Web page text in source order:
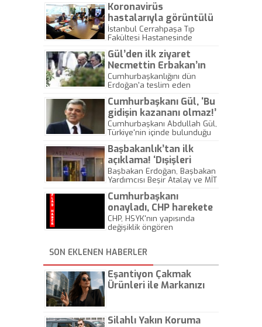
Koronavirüs
hastalarıyla görüntülü
görüşme yapan
Cumhurbaşkanı Erdoğan
müjdeyi verdi
İstanbul Cerrahpaşa Tıp
Fakültesi Hastanesinde
hastalar ile video konferans
yöntemiyle görüşen
Cumhurbaşkanı Recep Tayyip
Erdoğan, "İnşallah bu belayı
yavaş yavaş atlatıyoruz.
Güzel günler yakın." dedi.
Gül’den ilk ziyaret
Necmettin Erbakan’ın
kabrine
Cumhurbaşkanlığını dün
Erdoğan'a teslim eden
geldiği İstanbul'da ilginç bir
ziyarette bulundu.
Cumhurbaşkanı Gül, ‘Bu
gidişin kazananı olmaz!’
Cumhurbaşkanı Abdullah Gül,
Türkiye'nin içinde bulunduğu
tırmanan çatışma ortamıyla
ilgili görüş ve çözüm
önerilerini içeren bir açıklama
yaptı. Gül; Irak, Suriye,
Afganistan ve Gazze'deki
sorunun çözümü konusunda
isim vermeden uluslararası
siyaset sahnesindeki güçlü
devletlere çağrıda
bulunurken, "Bu gidişin
bulundu. Gül, "İsrail, Gazze’ye
hava saldırılarını durdurmalı,
kara harekâtı yapmaya
kesinlikle tevessül
etmemelidir" uyarısı da yaptı.
Başbakanlık’tan ilk
açıklama! ‘Dışişleri
Bakanlığı açıklama
yapcak’
Başbakan Erdoğan, Başbakan
Yardımcısı Beşir Atalay ve MİT
Musul'daki gelişmeler
hakkında toplantı yapıldı.
Cumhurbaşkanı
onayladı, CHP harekete
geçti!
CHP, HSYK'nın yapısında
değişiklik öngören
için Anayasa Mahkemesi'ne
yeniden başvuruyor.
SON EKLENEN HABERLER
Eşantiyon Çakmak
Ürünleri ile Markanızı
Silahlı Yakın Koruma